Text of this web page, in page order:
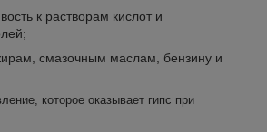
к растворам кислот и
смазочным маслам, бензину и
которое оказывает гипс при